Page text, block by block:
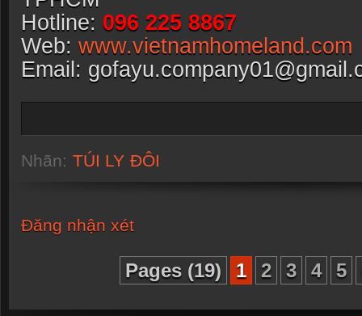
Hotline: 096 225 8867
Web: www.vietnamhomeland.com
Email:
Nhãn: TÚI LY ĐÔI
Đăng nhận xét
Pages (19) 1 2 3 4 5